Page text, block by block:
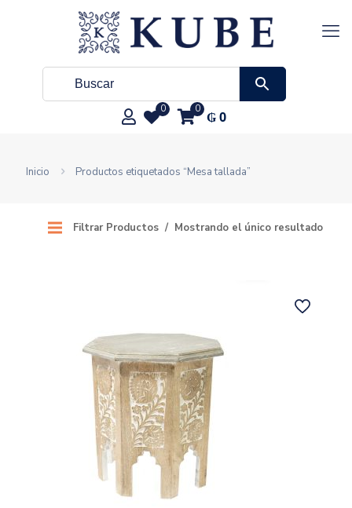
0 0 ₲0
Inicio Productos etiquetados “Mesa tallada”
Filtrar Productos Mostrando el único resultado